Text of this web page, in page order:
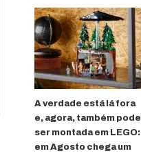
A verdade está lá fora
e, agora, também pode
ser montada em LEGO:
em Agosto chega um